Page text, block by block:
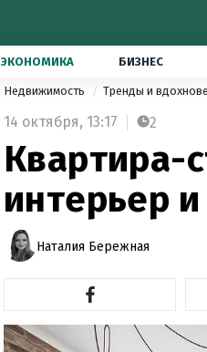
ЭКОНОМИКА БИЗНЕС
Недвижимость Тренды и
14 октября, 13:17 2
Квартира-
интерьер и
Наталия Бережная